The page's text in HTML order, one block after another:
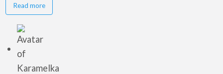
Read moreabout
Скайпарк